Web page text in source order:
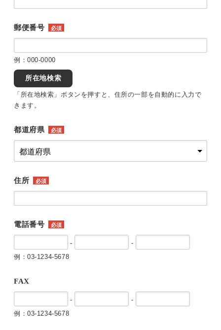
郵便番号 必須
例：000-0000
所在地検索
「所在地検索」ボタンを押すと、住所の一部を自動的に入力で
きます。
都道府県 必須
住所 必須
電話番号 必須
-
-
例：03-1234-5678
FAX
-
-
例：03-1234-5678